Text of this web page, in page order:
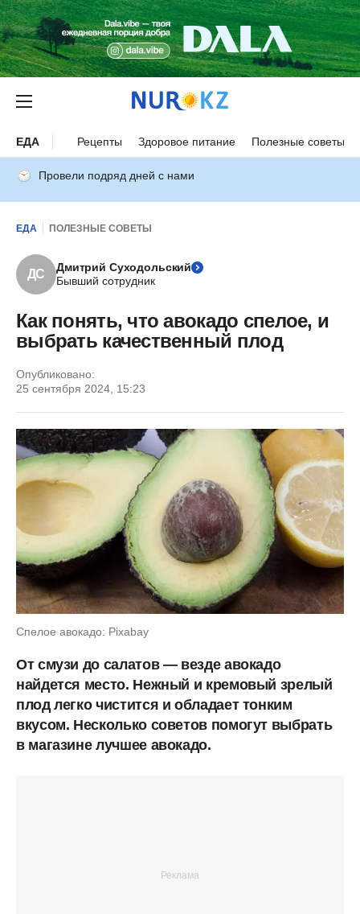
ЕДА Рецепты Здоровое питание Полезные советы
Провели подряд дней с нами
ЕДА ПОЛЕЗНЫЕ СОВЕТЫ
ДС
Дмитрий Суходольский
Бывший сотрудник
Как понять, что авокадо спелое, и
выбрать качественный плод
Опубликовано:
25 сентября 2024, 15:23
Спелое авокадо: Pixabay
От смузи до салатов — везде авокадо
найдется место. Нежный и кремовый зрелый
плод легко чистится и обладает тонким
вкусом. Несколько советов помогут выбрать
в магазине лучшее авокадо.